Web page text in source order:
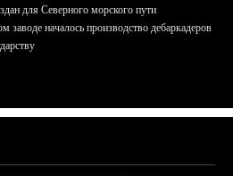
для Северного морского пути
заводе началось производство дебаркадеров